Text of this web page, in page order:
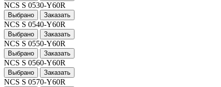
NCS S 0530-Y60R
Выбрано Заказать
NCS S 0540-Y60R
Выбрано Заказать
NCS S 0550-Y60R
Выбрано Заказать
NCS S 0560-Y60R
Выбрано Заказать
NCS S 0570-Y60R